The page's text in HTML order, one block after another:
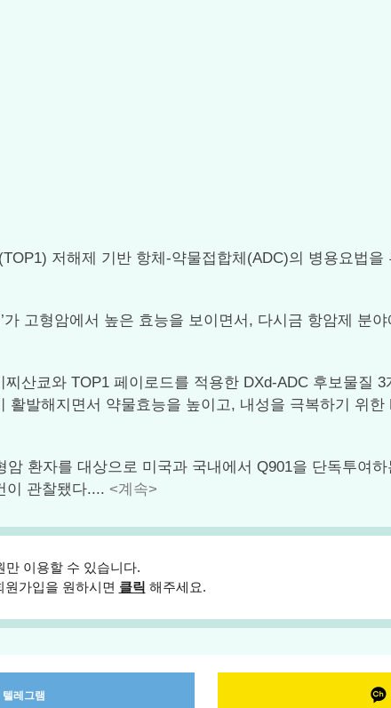
저해제 기반 항체-약물접합체(ADC)의 병용요법
고형암에서 높은 효능을 보이면서, 다시금 항암제 분
산쿄와 TOP1 페이로드를 적용한 DXd-ADC 후보물질
발해지면서 약물효능을 높이고, 내성을 극복하기 위
환자를 대상으로 미국과 국내에서 Q901을 단독투여
이 관찰됐다.... <계속>
만 이용할 수 있습니다.
원가입을 원하시면 클릭 해주세요.
텔레그램